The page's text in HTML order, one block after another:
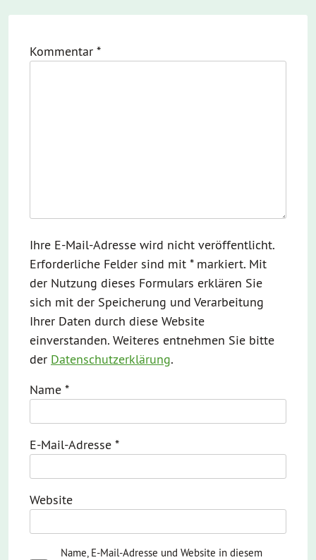
Kommentar *
Ihre E-Mail-Adresse wird nicht veröffentlicht.
Erforderliche Felder sind mit * markiert. Mit
der Nutzung dieses Formulars erklären Sie
sich mit der Speicherung und Verarbeitung
Ihrer Daten durch diese Website
einverstanden. Weiteres entnehmen Sie bitte
der Datenschutzerklärung.
Name *
E-Mail-Adresse *
Website
Name, E-Mail-Adresse und Website in diesem